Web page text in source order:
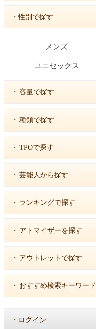
・性別で探す
メンズ
ユニセックス
・ 容量で探す
・ 種類で探す
・ TPOで探す
・ 芸能人から探す
・ ランキングで探す
・ アトマイザーを探す
・ アウトレットで探す
・ おすすめ検索キーワード
・ ログイン